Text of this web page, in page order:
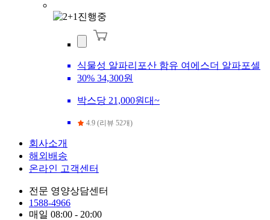
식물성 알파리포산 함유 여에스더 알파포셀
30% 34,300원
박스당 21,000원대~
4.9 (리뷰 52개)
회사소개
해외배송
온라인 고객센터
전문 영양상담센터
1588-4966
매일 08:00 - 20:00